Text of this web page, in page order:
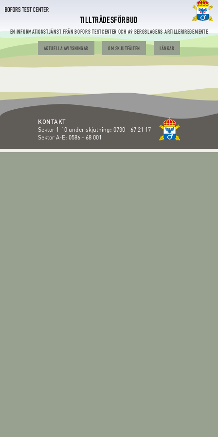
TILLTRÄDESFÖRBUD
EN INFORMATIONSTJÄNST FRÅN BOFORS TESTCENTER OCH A9 BERGSLAGENS ARTILLERIREGEMENTE
AKTUELLA AVLYSNINGAR OM SKJUTFÄLTEN LÄNKAR
KONTAKT
Sektor 1-10 under skjutning: 0730 - 67 21 17
Sektor A-E: 0586 - 68 001